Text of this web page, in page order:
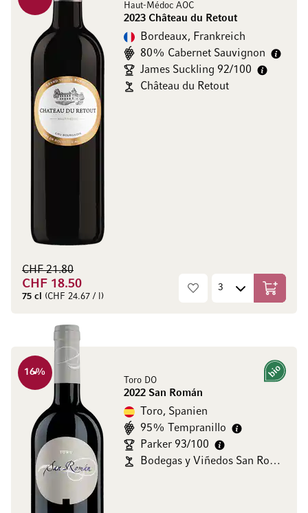
Haut-Médoc AOC
2023 Château du Retout
Bordeaux, Frankreich
80% Cabernet Sauvignon
James Suckling 92/100
Château du Retout
CHF 18.50
CHF 21.80
75 cl (CHF 24.67 / l) In den
Toro DO
2022 San Román
16% Bio
Toro, Spanien
95% Tempranillo
Parker 93/100
Bodegas y Viñedos San Román